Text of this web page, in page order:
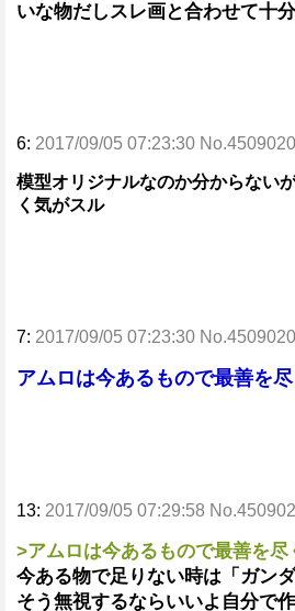
いな物だしスレ画と合わせて十
6: 2017/09/05 07:23:30
模型オリジナルなのか分からない
く気がスル
7: 2017/09/05 07:23:30
アムロは今あるもので最善を
13: 2017/09/05 07:29:58
>アムロは今あるもので最善を尽
今ある物で足りない時は「ガン
そう無視するならいいよ自分で